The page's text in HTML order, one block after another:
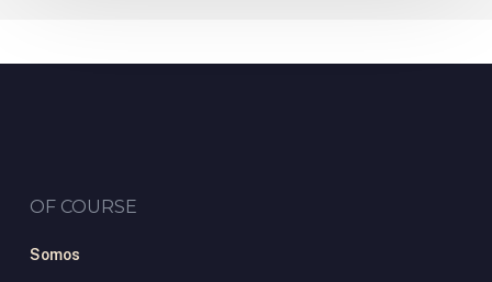
OF COURSE
Somos